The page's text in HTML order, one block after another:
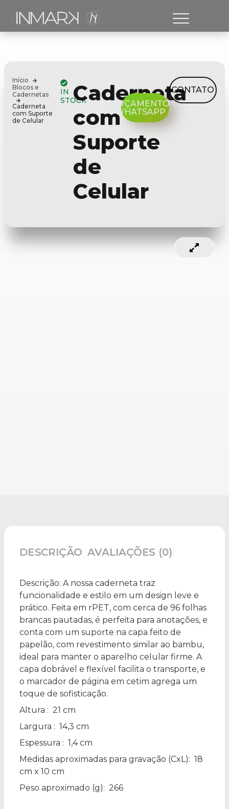
Início
Blocos e
Cadernetas
Caderneta
com Suporte
de Celular
IN
STOCKCaderneta
com
Suporte
de
Celular
ORÇAMENTO
WHATSAPP
CONTATO
DESCRIÇÃO AVALIAÇÕES (0)
Descrição: A nossa caderneta traz
funcionalidade e estilo em um design leve e
prático. Feita em rPET, com cerca de 96 folhas
brancas pautadas, é perfeita para anotações, e
conta com um suporte na capa feito de
papelão, com revestimento similar ao bambu,
ideal para manter o aparelho celular firme. A
capa dobrável e flexível facilita o transporte, e
o marcador de página em cetim agrega um
toque de sofisticação.
Altura : 21 cm
Largura : 14,3 cm
Espessura : 1,4 cm
Medidas aproximadas para gravação (CxL): 18
cm x 10 cm
Peso aproximado (g): 266